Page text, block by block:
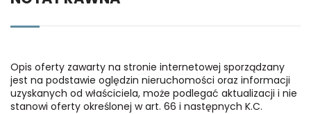
Opis oferty zawarty na stronie internetowej sporządzany
jest na podstawie oględzin nieruchomości oraz informacji
uzyskanych od właściciela, może podlegać aktualizacji i nie
stanowi oferty określonej w art. 66 i następnych K.C.